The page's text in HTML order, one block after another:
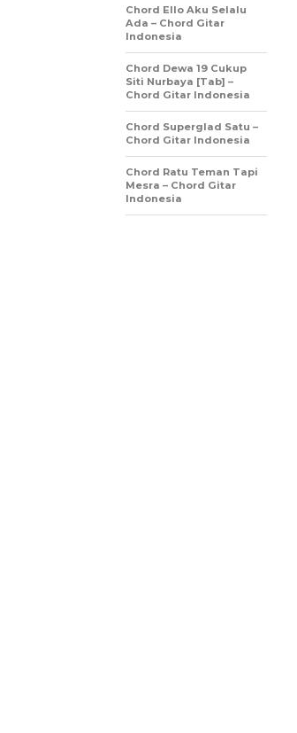
Chord Ello Aku Selalu
Ada – Chord Gitar
Indonesia
Chord Dewa 19 Cukup
Siti Nurbaya [Tab] –
Chord Gitar Indonesia
Chord Superglad Satu –
Chord Gitar Indonesia
Chord Ratu Teman Tapi
Mesra – Chord Gitar
Indonesia